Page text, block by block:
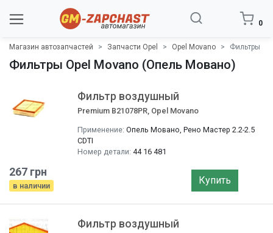
0
Магазин автозапчастей Запчасти Opel Opel Movano Фильтры
Фильтры Opel Movano (Опель Мовано)
Фильтр воздушный
Premium B21078PR, Opel Movano
Применение: Опель Мовано, Рено Мастер 2.2-2.5
CDTI
Номер детали: 44 16 481
267 грн
в наличии Купить
Фильтр воздушный